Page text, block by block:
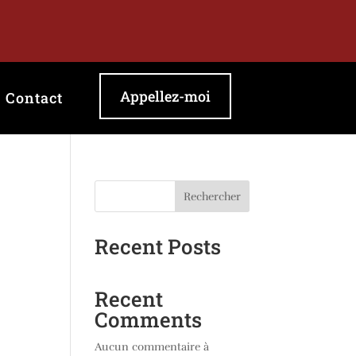
Contact Appellez-moi
Rechercher
Recent Posts
Recent
Comments
Aucun commentaire à